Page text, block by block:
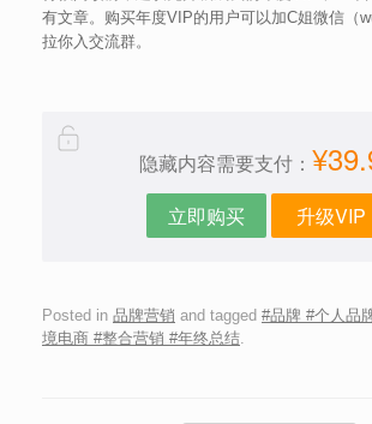
有文章。购买年度VIP的用户可以加C姐微信（
拉你入交流群。
隐藏内容需要支付：
立即购买 升级VIP
Posted in 品牌营销 and tagged #品牌 #个人品
境电商 #整合营销 #年终总结